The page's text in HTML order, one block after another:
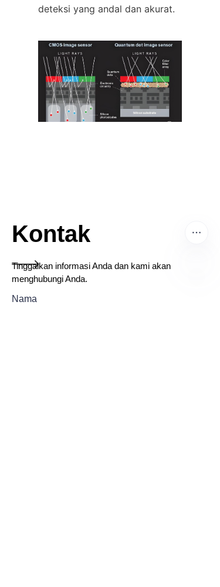
deteksi yang andal dan akurat.
Kontak
Tinggalkan informasi Anda dan kami akan
menghubungi Anda.
Nama